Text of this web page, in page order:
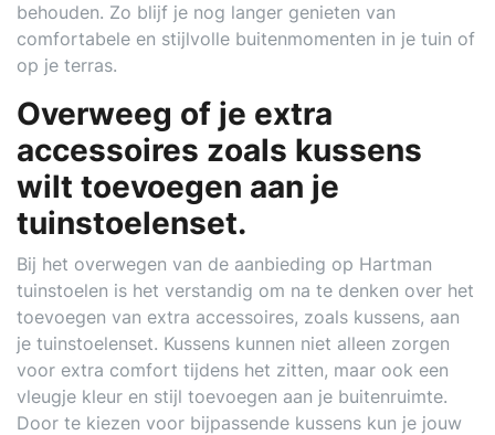
behouden. Zo blijf je nog langer genieten van
comfortabele en stijlvolle buitenmomenten in je tuin of
op je terras.
Overweeg of je extra
accessoires zoals kussens
wilt toevoegen aan je
tuinstoelenset.
Bij het overwegen van de aanbieding op Hartman
tuinstoelen is het verstandig om na te denken over het
toevoegen van extra accessoires, zoals kussens, aan
je tuinstoelenset. Kussens kunnen niet alleen zorgen
voor extra comfort tijdens het zitten, maar ook een
vleugje kleur en stijl toevoegen aan je buitenruimte.
Door te kiezen voor bijpassende kussens kun je jouw